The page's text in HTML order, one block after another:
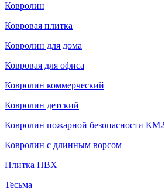
Ковролин
Ковровая плитка
Ковролин для дома
Ковровая для офиса
Ковролин коммерческий
Ковролин детский
Ковролин пожарной безопасности КМ2
Ковролин с длинным ворсом
Плитка ПВХ
Тесьма